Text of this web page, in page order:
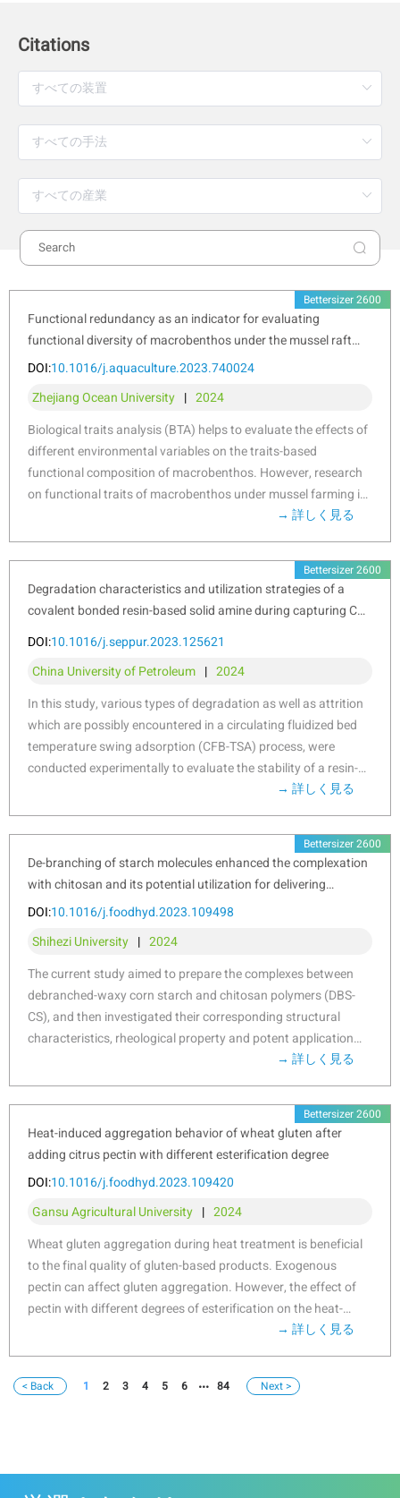
一な分散を促進し、最終製品の美観や品質を確保します。
焼成中の変化と粒度の関係
セラミック材料は焼成過程で成分が変化し、焼結により密度が
が起こります。初期の粉末特性、特に粒子径や分布が焼成後の
最終的なセラミックの性質に大きく影響します。例えば、ナノ
進行し、強度や耐久性が高まります。
衛生陶器の製造における粒度管理
衛生陶器の製造では、スリップ（セラミックスラリー）の粒度
管理が非常に重要です。過度に微粉を作りすぎると、鋳型の孔
を塞ぐ原因となり、成形品の強度や焼成過程に悪影響を与えま
す。特に、微粉が鋳型の孔をふさぐと、余分な水分が鋳型から
抜け出せなくなり、焼成後に製品が弱くなる可能性がありま
す。適切な粒度分布を維持することが、成形品の強度を確保
し、焼成中の品質維持に繋がります。
Bettersizeの装置の役割
Bettersizeの粒度分布測定装置
は、これらの課題に対して非常に
効果的に対応します。装置は、粒度分布だけでなく、粒子形状
や他の重要な物理的特性（タップ密度、嵩密度、比表面積な
ど）を測定でき、セラミック製品の製造における精密な粒度管
理を可能にします。具体的には以下のような機能があります：
：Bettersizeの装置は、数ナノメートルか
与えるため、形状を評価することで、焼成後の性能予測が可
能になります。
タップ密度や嵩密度の測定：これらの密度測定により、焼結
することができます。
Bettersizeの装置を利用することで、セラミック製造における粒
度の最適化が進み、製品の性能向上、コスト削減、製造プロセ
スの効率化が期待できます。
Citations
Bettersizer 2600
Functional redundancy as an indicator for evaluating
functional diversity of macrobenthos under the mussel raft
farm near Gouqi Island
DOI:10.1016/j.aquaculture.2023.740024
Zhejiang Ocean University | 2024
Biological traits analysis (BTA) helps to evaluate the effects of
different environmental variables on the traits-based
functional composition of macrobenthos. However, research
on functional traits of macrobenthos under mussel farming is
limited. We investigated the spatial and temporal response of
the benthic system in terms of taxonomic and functional
diversity to environmental variables of farming and natural
stressors resulting from suspended mussel farming near
Gouqi Island of eastern China Sea. The functional traits of
macrobenthic assemblages under mussel farming were
characterized by “medium adult body size”, “vermiform body
form”, “high flexibility”, “infauna”, “semi-motile”,
motile burrowers”, and “tube-dwellers”. Functional redundancy
was stable in response to mussel farming stresses among
seasons, whereas species diversity showed efficient to
evaluate natural variables. Functional diversity was
significantly affected by farming stressors rather than natural
variables, Further analysis using multivariate methods
together with continuous monitoring were highlighted to
evaluate the impacts of mussel farming. Our results reinforce
the importance of macrobenthic species and functional traits
analysis to evaluate human stresses driven impacts in
offshore ecosystems. By analysing the environmental
variables with different sources, independently, we concluded
the main effects of human pressures on macrobenthic
community. Such distinction could be particularly effective to
isolate variable environmental descriptors and evaluate their
effects on functional diversity, making the current approach
promising for the evaluation of ecological effects
→ 詳しく見る
Bettersizer 2600
Degradation characteristics and utilization strategies of a
covalent bonded resin-based solid amine during capturing CO
from flue gas
DOI:10.1016/j.seppur.2023.125621
China University of Petroleum | 2024
In this study, various types of degradation as well as attrition
which are possibly encountered in a circulating fluidized bed
temperature swing adsorption (CFB-TSA) process, were
conducted experimentally to evaluate the stability of a resin-
based solid amine sorbent. Other characterizations methods,
such as elemental analysis (EA), Fourier transform infrared
spectroscopy (FTIR) etc. were applied to further reveal the
degradation mechanisms. The results showed that thermal
degradation occurs from 140–160 °C due to the
decomposition of amine group. The CO
-induced degradation
occurs from a higher temperature of 160–180 °C
accompanied by the production of urea. Hydrothermal
stability is good below 130 °C, but the ionic impurities in steam
crystalized on particle surface can accelerate the degradation.
Oxidative degradation is the most harmful, which starts at a
lower temperature of 70–80 °C with the formation of
aldehyde. The existence of H
O in atmosphere can alleviate
sorbent has a very low attrition index of 0.05, which is 1–2
orders lower than typical commercial fluidized bed catalysts.
Based on the results of stability evaluation, some design
suggestions for proper utilization of this sorbent or other
similar resin-based sorbents have been provided in an
industrial CFB-TSA process.
→ 詳しく見る
Bettersizer 2600
De-branching of starch molecules enhanced the complexation
with chitosan and its potential utilization for delivering
hydrophobic compounds
DOI:10.1016/j.foodhyd.2023.109498
Shihezi University | 2024
The current study aimed to prepare the complexes between
debranched-waxy corn starch and chitosan polymers (DBS-
CS), and then investigated their corresponding structural
characteristics, rheological property and potent application
in Pickering emulsion. The results indicated that the existence
of chitosan significantly inhibited starch short-range
molecular rearrangement for all DBS-CS samples, which was
manipulated by both debranching treatment and chitosan
content. Interestingly, this is the first study to reveal that the
outstanding peak at 1.8 ppm in 1H NMR spectrum for sample
DBS-CS was gradually shifted towards a lower-field region
following an increased chitosan content. Moreover, the
type to B-type and the relative crystallinity of DBS-CS
decreased gradually with the increased content of CS. All
samples had a pseudoplastic fluid and shear-thinning
behavior with an enhanced shear resistance following the
complexation. The DBS-CS was applied in a Pickering emulsion
for showing a greater emulsifying stability and a lower gel
strength than native NS-CS prepared emulsion. Importantly,
delivering the bioactive substances in a green pattern.
→ 詳しく見る
Bettersizer 2600
Heat-induced aggregation behavior of wheat gluten after
adding citrus pectin with different esterification degree
DOI:10.1016/j.foodhyd.2023.109420
Gansu Agricultural University | 2024
Wheat gluten aggregation during heat treatment is beneficial
to the final quality of gluten-based products. Exogenous
pectin can affect gluten aggregation. However, the effect of
pectin with different degrees of esterification on the heat-
induced aggregation behavior of gluten and its possible
mechanism are still unclear. Thus, the heat-induced
aggregation behavior of gluten after adding pectin with
different esterification degree was studied in this study. When
→ 詳しく見る
1 2 3 4 5 6 84